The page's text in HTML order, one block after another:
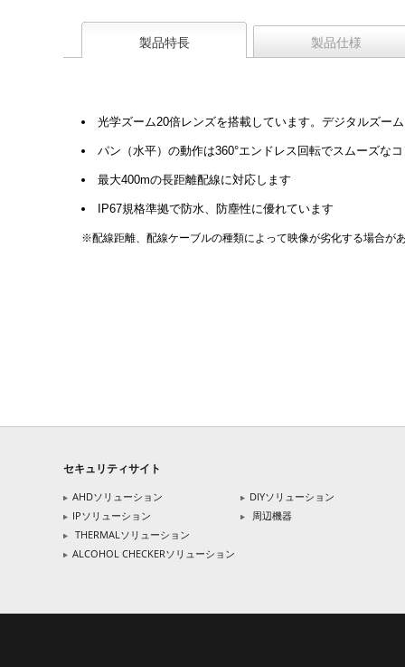
製品特長 製品仕様
光学ズーム20倍レンズを搭載しています。デジタルズー
パン（水平）の動作は360°エンドレス回転でスムーズな
最大400mの長距離配線に対応します
IP67規格準拠で防水、防塵性に優れています
※配線距離、配線ケーブルの種類によって映像が劣化する場合が
セキュリティサイト
AHDソリューション
IPソリューション
THERMALソリューション
ALCOHOL CHECKERソリューション
DIYソリューション
周辺機器